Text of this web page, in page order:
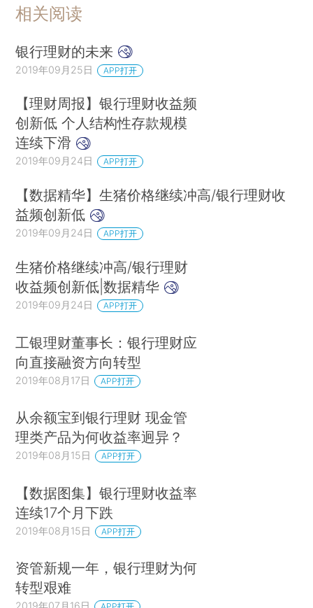
相关阅读
银行理财的未来
2019年09月25日 APP打开
【理财周报】银行理财收益频
创新低 个人结构性存款规模
连续下滑
2019年09月24日 APP打开
【数据精华】生猪价格继续冲高/银行理财收
益频创新低
2019年09月24日 APP打开
生猪价格继续冲高/银行理财
收益频创新低|数据精华
2019年09月24日 APP打开
工银理财董事长：银行理财应
向直接融资方向转型
2019年08月17日 APP打开
从余额宝到银行理财 现金管
理类产品为何收益率迥异？
2019年08月15日 APP打开
【数据图集】银行理财收益率
连续17个月下跌
2019年08月15日 APP打开
资管新规一年，银行理财为何
转型艰难